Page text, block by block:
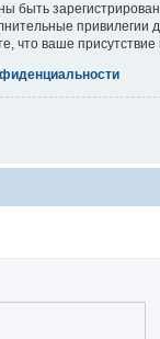
быть
привилегии
что ваше